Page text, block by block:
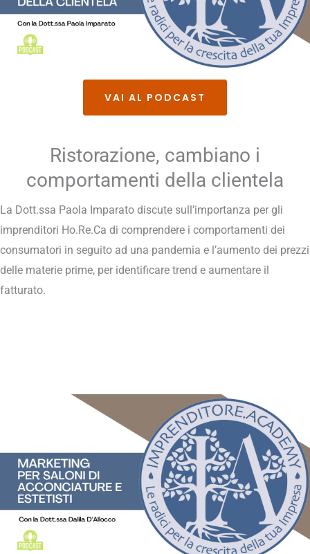
VAI AL PODCAST
Ristorazione, cambiano i
comportamenti della clientela
La Dott.ssa Paola Imparato discute sull’importanza per gli
imprenditori Ho.Re.Ca di comprendere i comportamenti dei
consumatori in seguito ad una pandemia e l’aumento dei prezzi
delle materie prime, per identificare trend e aumentare il
fatturato.